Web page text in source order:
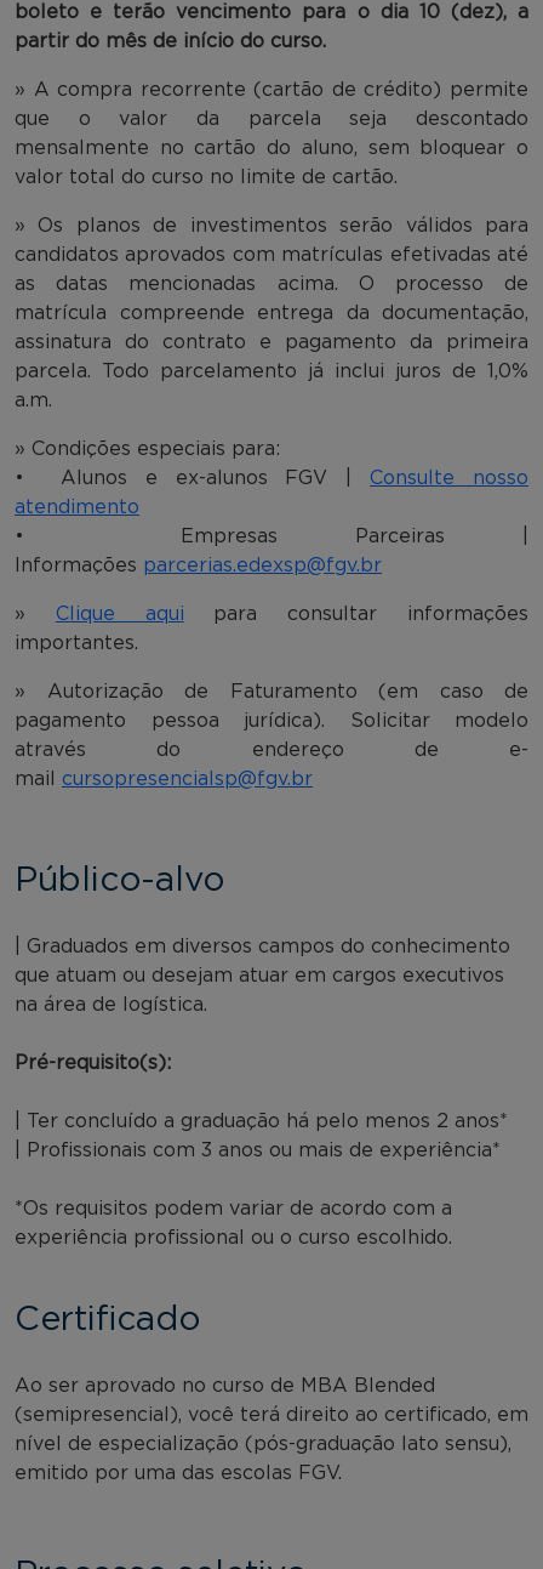
boleto e terão vencimento para o dia 10 (dez), a
partir do mês de início do curso.
» A compra recorrente (cartão de crédito) permite
que o valor da parcela seja descontado
mensalmente no cartão do aluno, sem bloquear o
valor total do curso no limite de cartão.
» Os planos de investimentos serão válidos para
candidatos aprovados com matrículas efetivadas até
as datas mencionadas acima. O processo de
matrícula compreende entrega da documentação,
assinatura do contrato e pagamento da primeira
parcela. Todo parcelamento já inclui juros de 1,0%
a.m.
» Condições especiais para:
• Alunos e ex-alunos FGV | Consulte nosso
atendimento
• Empresas Parceiras |
Informações parcerias.edexsp@fgv.br
» Clique aqui para consultar informações
importantes.
» Autorização de Faturamento (em caso de
pagamento pessoa jurídica). Solicitar modelo
através do endereço de e-
mail cursopresencialsp@fgv.br
Público-alvo
| Graduados em diversos campos do conhecimento
que atuam ou desejam atuar em cargos executivos
na área de logística.
Pré-requisito(s):
| Ter concluído a graduação há pelo menos 2 anos*
| Profissionais com 3 anos ou mais de experiência*
*Os requisitos podem variar de acordo com a
experiência profissional ou o curso escolhido.
Certificado
Ao ser aprovado no curso de MBA Blended
(semipresencial), você terá direito ao certificado, em
nível de especialização (pós-graduação lato sensu),
emitido por uma das escolas FGV.